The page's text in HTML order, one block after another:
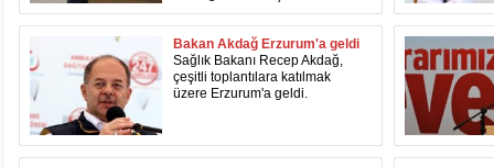
Bakan Akdağ Erzurum'a geldi
Sağlık Bakanı Recep Akdağ,
çeşitli toplantılara katılmak
üzere Erzurum'a geldi.